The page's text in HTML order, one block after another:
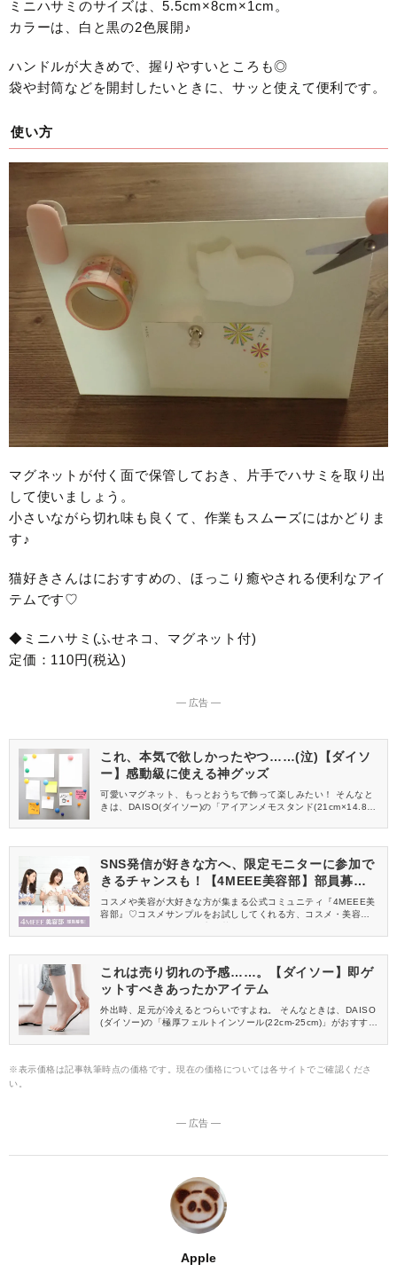
ミニハサミのサイズは、5.5cm×8cm×1cm。
カラーは、白と黒の2色展開♪
ハンドルが大きめで、握りやすいところも◎
袋や封筒などを開封したいときに、サッと使えて便利です。
使い方
マグネットが付く面で保管しておき、片手でハサミを取り出
して使いましょう。
小さいながら切れ味も良くて、作業もスムーズにはかどりま
す♪
猫好きさんはにおすすめの、ほっこり癒やされる便利なアイ
テムです♡
◆ミニハサミ(ふせネコ、マグネット付)
定価：110円(税込)
― 広告 ―
これ、本気で欲しかったやつ……(泣)【ダイソ
ー】感動級に使える神グッズ
可愛いマグネット、もっとおうちで飾って楽しみたい！ そんなと
きは、DAISO(ダイソー)の「アイアンメモスタンド(21cm×14.8c
SNS発信が好きな方へ、限定モニターに参加で
きるチャンスも！【4MEEE美容部】部員募集
中
コスメや美容が大好きな方が集まる公式コミュニティ『4MEEE美
容部』♡コスメサンプルをお試ししてくれる方、コスメ・美容情報
これは売り切れの予感……。【ダイソー】即ゲ
ットすべきあったかアイテム
外出時、足元が冷えるとつらいですよね。 そんなときは、DAISO
(ダイソー)の「極厚フェルトインソール(22cm-25cm)」がおすすめ
※表示価格は記事執筆時点の価格です。現在の価格については各サイトでご確認くださ
い。
― 広告 ―
Apple